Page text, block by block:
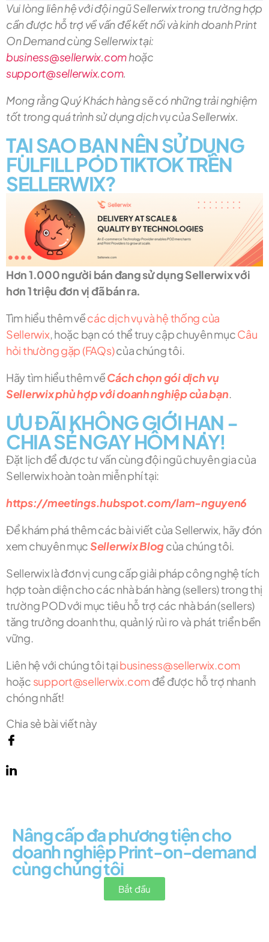
Vui lòng liên hệ với đội ngũ Sellerwix trong trường hợp
cần được hỗ trợ về vấn đề kết nối và kinh doanh Print
On Demand cùng Sellerwix tại:
business@sellerwix.comhoặc
support@sellerwix.com.
Mong rằng Quý Khách hàng sẽ có những trải nghiệm
tốt trong quá trình sử dụng dịch vụ của Sellerwix.
TẠI SAO BẠN NÊN SỬ DỤNG
FULFILL POD TIKTOK TRÊN
SELLERWIX?
Hơn 1.000 người bán đang sử dụng Sellerwix với
hơn 1 triệu đơn vị đã bán ra.
Tìm hiểu thêm vềcác dịch vụ và hệ thống của
Sellerwix, hoặc bạn có thể truy cập chuyên mụcCâu
hỏi thường gặp (FAQs)của chúng tôi.
Hãy tìm hiểu thêm vềCách chọn gói dịch vụ
Sellerwix phù hợp với doanh nghiệp của bạn.
ƯU ĐÃI KHÔNG GIỚI HẠN -
CHIA SẺ NGAY HÔM NAY!
Đặt lịch để được tư vấn cùng đội ngũ chuyên gia của
Sellerwix hoàn toàn miễn phí tại:
https://meetings.hubspot.com/lam-nguyen6
Để khám phá thêm các bài viết của Sellerwix, hãy đón
xem chuyên mụcSellerwix Blogcủa chúng tôi.
Sellerwix là đơn vị cung cấp giải pháp công nghệ tích
hợp toàn diện cho các nhà bán hàng (sellers) trong thị
trường POD với mục tiêu hỗ trợ các nhà bán (sellers)
tăng trưởng doanh thu, quản lý rủi ro và phát triển bền
vững.
Liên hệ với chúng tôi tạibusiness@sellerwix.com
hoặc support@sellerwix.comđể được hỗ trợ nhanh
chóng nhất!
Chia sẻ bài viết này
Nâng cấp đa phương tiện cho
doanh nghiệp Print-on-demand
cùng chúng tôi
Bắt đầu